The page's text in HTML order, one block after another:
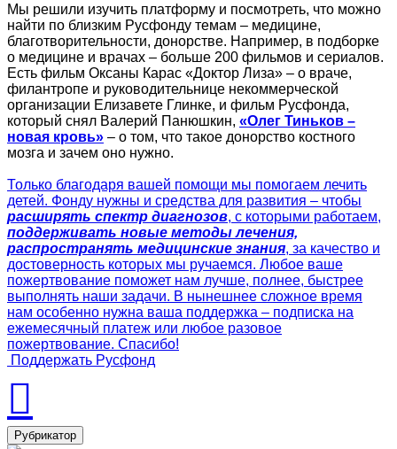
Мы решили изучить платформу и посмотреть, что можно
найти по близким Русфонду темам – медицине,
благотворительности, донорстве. Например, в подборке
о медицине и врачах – больше 200 фильмов и сериалов.
Есть фильм Оксаны Карас «Доктор Лиза» – о враче,
филантропе и руководительнице некоммерческой
организации Елизавете Глинке, и фильм Русфонда,
который снял Валерий Панюшкин, «Олег Тиньков –
новая кровь» – о том, что такое донорство костного
мозга и зачем оно нужно.
Только благодаря вашей помощи мы помогаем лечить
детей. Фонду нужны и средства для развития – чтобы
расширять спектр диагнозов, с которыми работаем,
поддерживать новые методы лечения,
распространять медицинские знания, за качество и
достоверность которых мы ручаемся. Любое ваше
пожертвование поможет нам лучше, полнее, быстрее
выполнять наши задачи. В нынешнее сложное время
нам особенно нужна ваша поддержка – подписка на
ежемесячный платеж или любое разовое
пожертвование. Спасибо!
Поддержать Русфонд
Рубрикатор